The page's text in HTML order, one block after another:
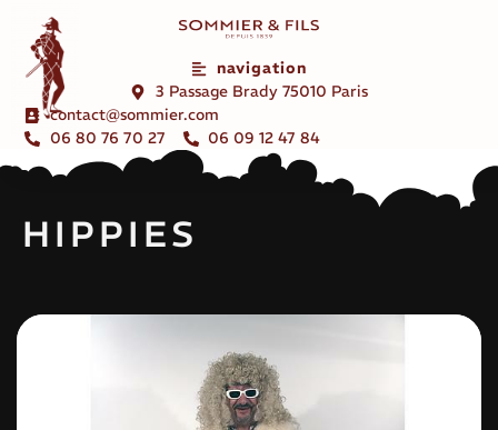
navigation
3 Passage Brady 75010 Paris
contact@sommier.com
06 80 76 70 27
06 09 12 47 84
HIPPIES